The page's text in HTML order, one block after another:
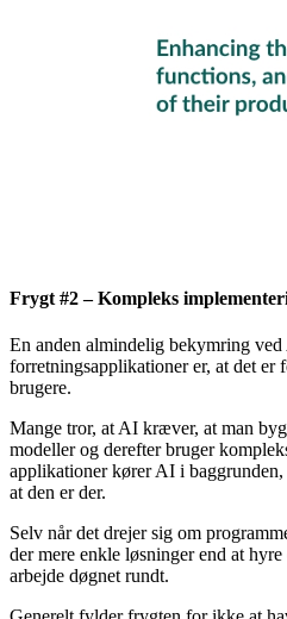
Frygt #2 – Kompleks
En anden almindelig bekymring
forretningsapplikationer er, at det er
brugere.
Mange tror, at AI kræver, at man
modeller og derefter bruger
applikationer kører AI i
at den er der.
Selv når det drejer sig om
der mere enkle løsninger end at
arbejde døgnet rundt.